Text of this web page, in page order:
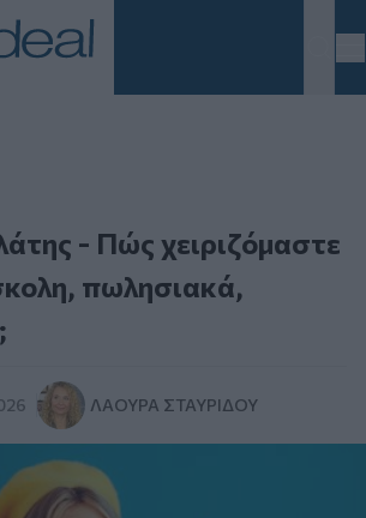
- Πώς χειριζόμαστε
πωλησιακά,
ΛΆΟΥΡΑ ΣΤΑΥΡΊΔΟΥ